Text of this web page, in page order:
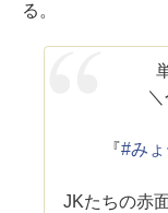
る。
『#み
JKたちの赤